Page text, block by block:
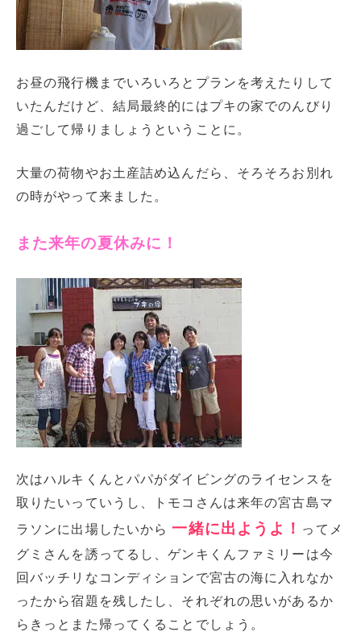
お昼の飛行機までいろいろとプランを考えたりして
いたんだけど、結局最終的にはプキの家でのんびり
過ごして帰りましょうということに。
大量の荷物やお土産詰め込んだら、そろそろお別れ
の時がやって来ました。
また来年の夏休みに！
次はハルキくんとパパがダイビングのライセンスを
取りたいっていうし、トモコさんは来年の宮古島マ
ラソンに出場したいから一緒に出ようよ！ ってメ
グミさんを誘ってるし、ゲンキくんファミリーは今
回バッチリなコンディションで宮古の海に入れなか
ったから宿題を残したし、それぞれの思いがあるか
らきっとまた帰ってくることでしょう。